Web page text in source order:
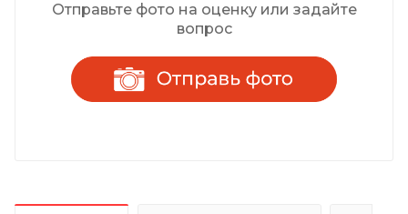
Отправьте фото на оценку или задайте
вопрос